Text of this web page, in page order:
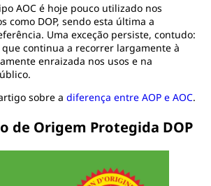
AOC é hoje pouco utilizado nos
como DOP, sendo esta última a
Uma exceção persiste, contudo:
continua a recorrer largamente à
enraizada nos usos e na
sobre a diferença entre AOP e AOC.
de Origem Protegida DOP